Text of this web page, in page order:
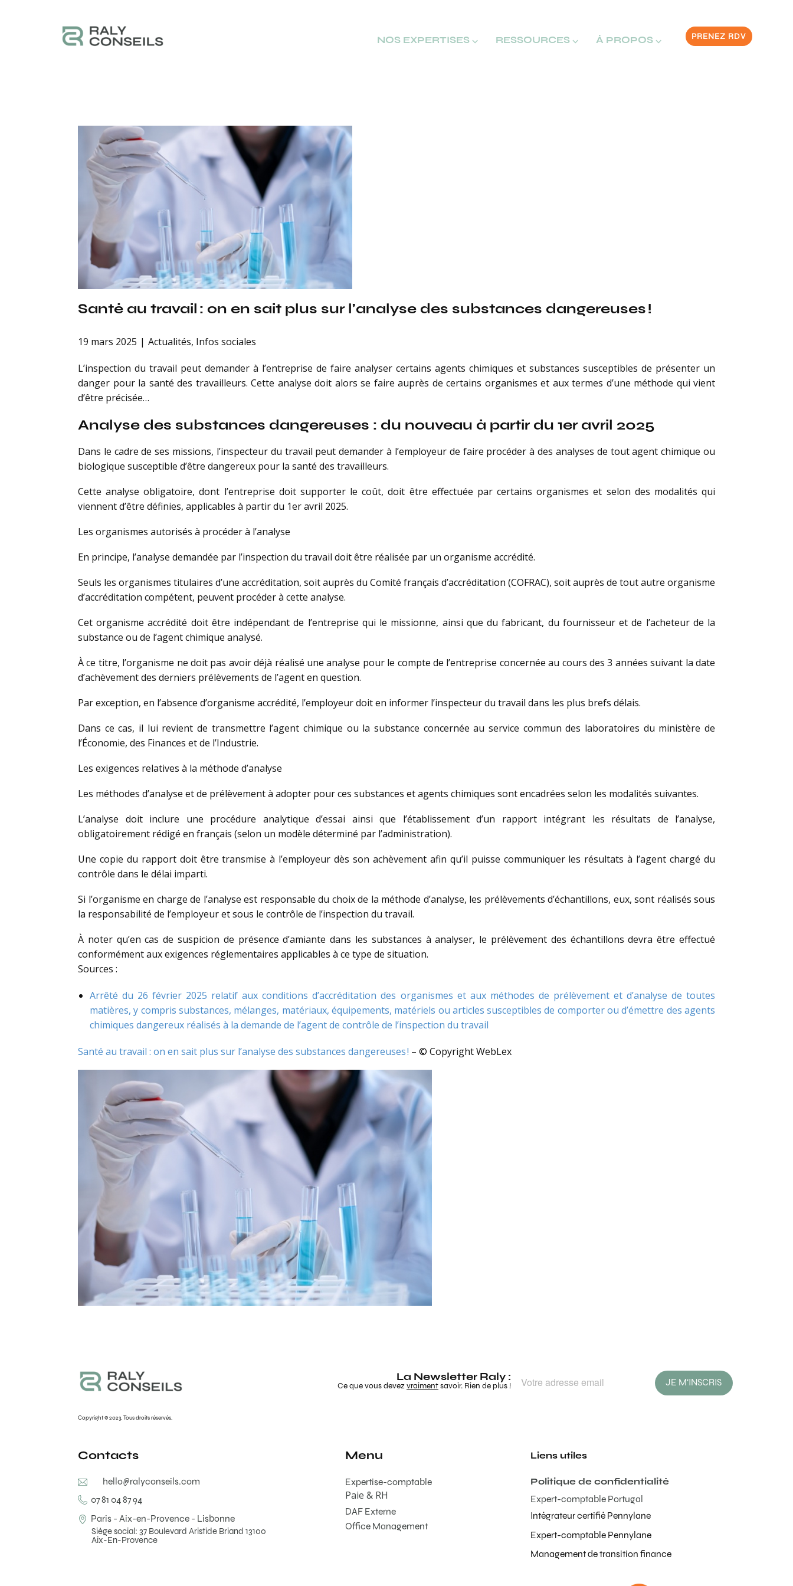
PRENEZ RDV
NOS EXPERTISES ⌵ RESSOURCES ⌵ À PROPOS ⌵
Santé au travail : on en sait plus sur l’analyse des substances dangereuses !
19 mars 2025 Actualités, Infos sociales
L’inspection du travail peut demander à l’entreprise de faire analyser certains agents chimiques et substances susceptibles de présenter un
danger pour la santé des travailleurs. Cette analyse doit alors se faire auprès de certains organismes et aux termes d’une méthode qui vient
d’être précisée…
Analyse des substances dangereuses : du nouveau à partir du 1er avril 2025
Dans le cadre de ses missions, l’inspecteur du travail peut demander à l’employeur de faire procéder à des analyses de tout agent chimique ou
biologique susceptible d’être dangereux pour la santé des travailleurs.
Cette analyse obligatoire, dont l’entreprise doit supporter le coût, doit être effectuée par certains organismes et selon des modalités qui
viennent d’être définies, applicables à partir du 1er avril 2025.
Les organismes autorisés à procéder à l’analyse
En principe, l’analyse demandée par l’inspection du travail doit être réalisée par un organisme accrédité.
Seuls les organismes titulaires d’une accréditation, soit auprès du Comité français d’accréditation (COFRAC), soit auprès de tout autre organisme
d’accréditation compétent, peuvent procéder à cette analyse.
Cet organisme accrédité doit être indépendant de l’entreprise qui le missionne, ainsi que du fabricant, du fournisseur et de l’acheteur de la
substance ou de l’agent chimique analysé.
À ce titre, l’organisme ne doit pas avoir déjà réalisé une analyse pour le compte de l’entreprise concernée au cours des 3 années suivant la date
d’achèvement des derniers prélèvements de l’agent en question.
Par exception, en l’absence d’organisme accrédité, l’employeur doit en informer l’inspecteur du travail dans les plus brefs délais.
Dans ce cas, il lui revient de transmettre l’agent chimique ou la substance concernée au service commun des laboratoires du ministère de
l’Économie, des Finances et de l’Industrie.
Les exigences relatives à la méthode d’analyse
Les méthodes d’analyse et de prélèvement à adopter pour ces substances et agents chimiques sont encadrées selon les modalités suivantes.
L’analyse doit inclure une procédure analytique d’essai ainsi que l’établissement d’un rapport intégrant les résultats de l’analyse,
obligatoirement rédigé en français (selon un modèle déterminé par l’administration).
Une copie du rapport doit être transmise à l’employeur dès son achèvement afin qu’il puisse communiquer les résultats à l’agent chargé du
contrôle dans le délai imparti.
Si l’organisme en charge de l’analyse est responsable du choix de la méthode d’analyse, les prélèvements d’échantillons, eux, sont réalisés sous
la responsabilité de l’employeur et sous le contrôle de l’inspection du travail.
À noter qu’en cas de suspicion de présence d’amiante dans les substances à analyser, le prélèvement des échantillons devra être effectué
conformément aux exigences réglementaires applicables à ce type de situation.
Sources :
Arrêté du 26 février 2025 relatif aux conditions d’accréditation des organismes et aux méthodes de prélèvement et d’analyse de toutes
matières, y compris substances, mélanges, matériaux, équipements, matériels ou articles susceptibles de comporter ou d’émettre des agents
chimiques dangereux réalisés à la demande de l’agent de contrôle de l’inspection du travail
Santé au travail : on en sait plus sur l’analyse des substances dangereuses ! – © Copyright WebLex
La Newsletter Raly :
Ce que vous devezvraimentsavoir. Rien de plus ! JE M'INSCRIS
Copyright © 2023. Tous droits réservés.
Contacts
hello@ralyconseils.com
07 81 04 87 94
Paris - Aix-en-Provence - Lisbonne
Siège social: 37 Boulevard Aristide Briand 13100
Aix-En-Provence
Menu
Expertise-comptable
DAF Externe
Office Management
Paie & RH
Liens utiles
Politique de confidentialité
Expert-comptable Portugal
Intégrateur certifié Pennylane
Expert-comptable Pennylane
Management de transition finance